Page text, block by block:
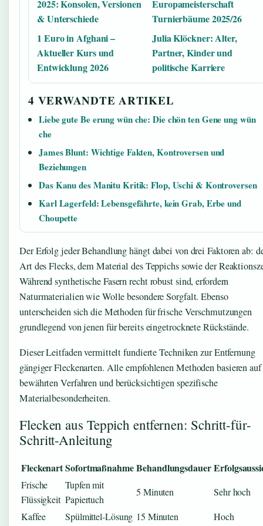
2025: Konsolen, Versionen
& Unterschiede
Europameisterschaft
Turnierbäume 2025/26
1 Euro in Afghani –
Aktueller Kurs und
Entwicklung 2026
Julia Klöckner: Alter,
Partner, Kinder und
politische Karriere
4 VERWANDTE ARTIKEL
Liebe gute Be erung wün che: Die chön ten Gene ung wün
che
James Blunt: Wichtige Fakten, Kontroversen und
Beziehungen
Das Kanu des Manitu Kritik: Flop, Uschi & Kontroversen
Karl Lagerfeld: Lebensgefährte, kein Grab, Erbe und
Choupette
Der Erfolg jeder Behandlung hängt dabei von drei Faktoren ab:
Art des Flecks, dem Material des Teppichs sowie der
Während synthetische Fasern recht robust sind, erfordern
Naturmaterialien wie Wolle besondere Sorgfalt. Ebenso
unterscheiden sich die Methoden für frische Verschmutzungen
grundlegend von jenen für bereits eingetrocknete Rückstände.
Dieser Leitfaden vermittelt fundierte Techniken zur Entfernung
gängiger Fleckenarten. Alle empfohlenen Methoden basieren auf
bewährten Verfahren und berücksichtigen spezifische
Materialbesonderheiten.
Flecken aus Teppich entfernen: Schritt-für-
Schritt-Anleitung
FleckenartSofortmaßnahmeBehandlungsdauer
Frische
Flüssigkeit
Tupfen mit
Papiertuch
5 Minuten
Sehr hoch
Kaffee
Spülmittel-Lösung 15 Minuten
Hoch